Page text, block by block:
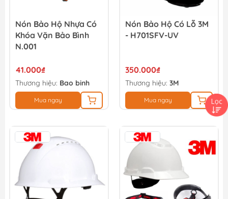
Nón Bảo Hộ Nhựa Có
Khóa Vặn Bảo Bình
N.001
41.000₫
Thương hiệu: Bao binh
Mua ngay
Nón Bảo Hộ Có Lỗ 3M
- H701SFV-UV
350.000₫
Thương hiệu: 3M
Mua ngay